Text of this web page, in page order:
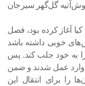
۱۹ ساله و خوش‌آتیه گل‌گهر سیرجان
آغاز کرده بود، فصل
خوبی داشته باشد
به خود جلب کند. پس
عمل شدند و ضمن
را برای انتقال این